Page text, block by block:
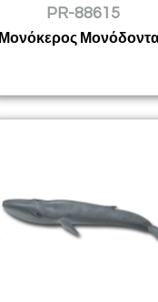
PR-88615
Μονόκερος